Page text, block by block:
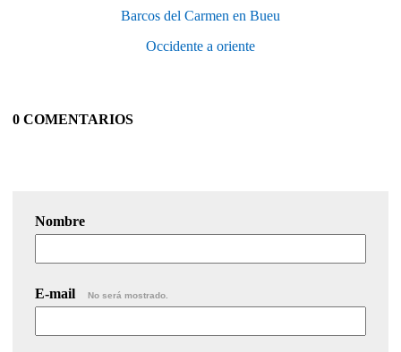
Barcos del Carmen en Bueu
Occidente a oriente
0 COMENTARIOS
Nombre
E-mail No será mostrado.